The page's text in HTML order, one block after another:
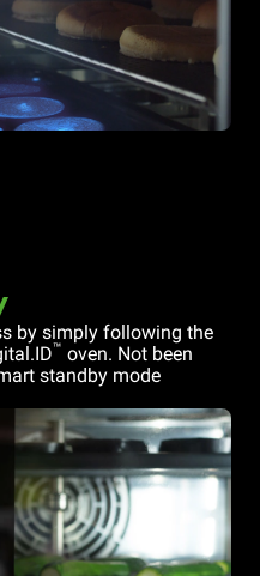
by simply following the
™ oven. Not been
standby mode